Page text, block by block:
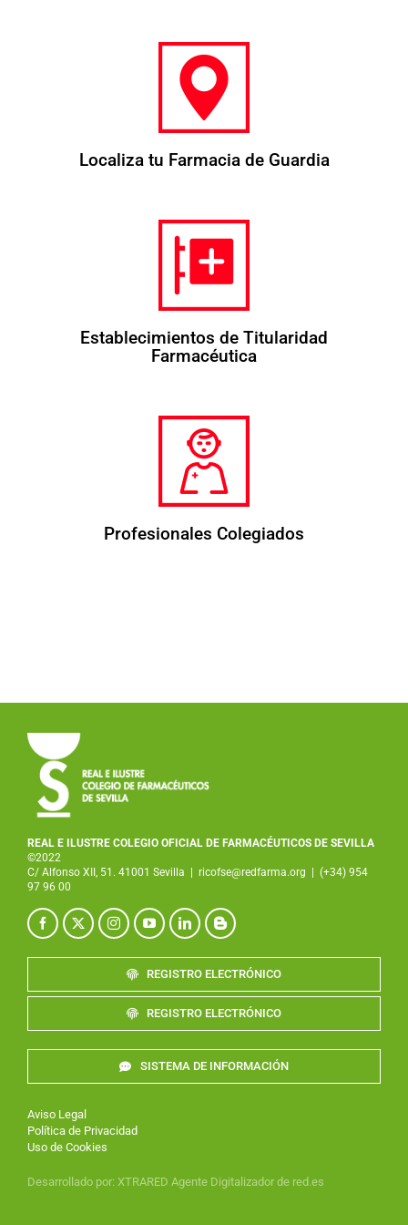
Localiza tu Farmacia de Guardia
Establecimientos de Titularidad
Farmacéutica
Profesionales Colegiados
REAL E ILUSTRE COLEGIO OFICIAL DE FARMACÉUTICOS DE SEVILLA
©2022
C/ Alfonso XII, 51. 41001 Sevilla
ricofse@redfarma.org
(+34) 954
97 96 00
REGISTRO ELECTRÓNICO
REGISTRO ELECTRÓNICO
SISTEMA DE INFORMACIÓN
Aviso Legal
Política de Privacidad
Uso de Cookies
Desarrollado por: XTRARED Agente Digitalizador de red.es